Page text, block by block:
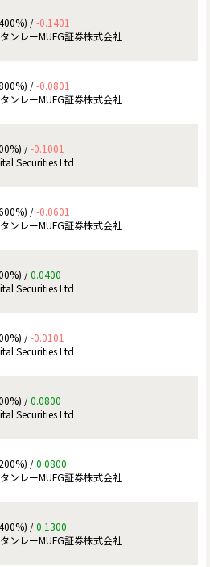
/-0.1401
ンレーMUFG証券株式会社
/-0.0801
ンレーMUFG証券株式会社
/-0.1001
Securities Ltd
/-0.0601
ンレーMUFG証券株式会社
/0.0400
Securities Ltd
/-0.0101
Securities Ltd
/0.0800
Securities Ltd
/0.0800
ンレーMUFG証券株式会社
/0.1300
ンレーMUFG証券株式会社